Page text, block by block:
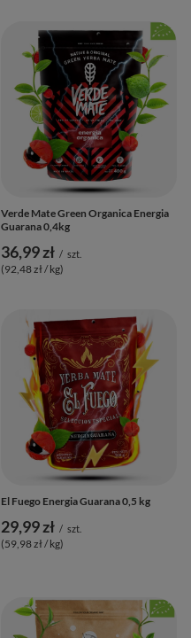
Verde Mate Green Organica Energia
Guarana 0,4kg
36,99 zł / szt.
(92,48 zł / kg)
El Fuego Energia Guarana 0,5 kg
29,99 zł / szt.
(59,98 zł / kg)